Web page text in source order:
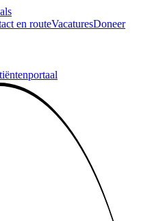
en routeVacaturesDoneer